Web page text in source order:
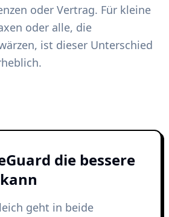
oder Vertrag. Für kleine
oder alle, die
ist dieser Unterschied
die bessere
geht in beide